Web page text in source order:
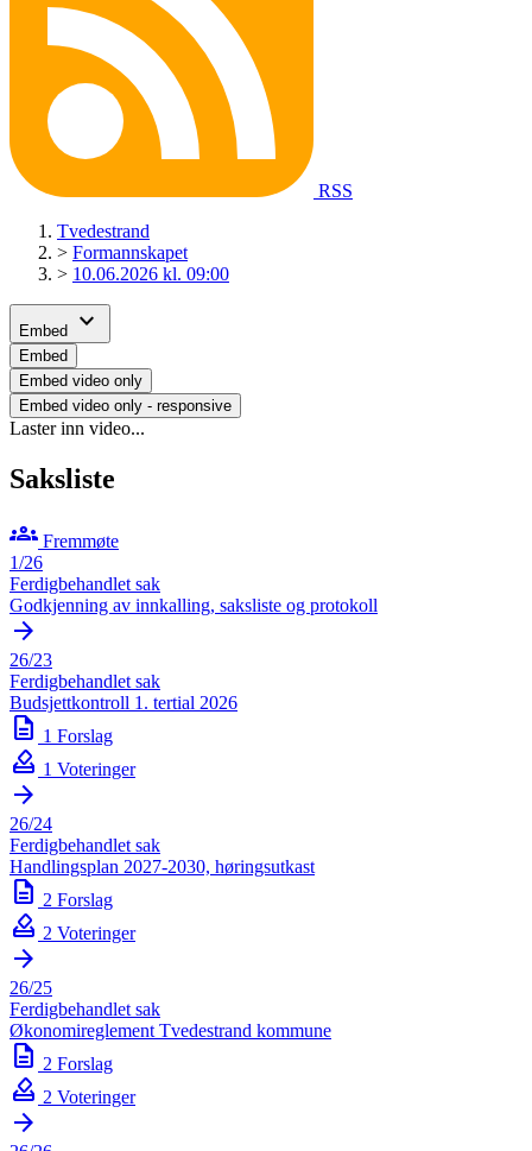
RSS
Tvedestrand
> Formannskapet
> 10.06.2026 kl. 09:00
Embed expand_more
Embed
Embed video only
Embed video only - responsive
Laster inn video...
Saksliste
groups Fremmøte
1/26
Ferdigbehandlet sak
Godkjenning av innkalling, saksliste og protokoll
arrow_forward
26/23
Ferdigbehandlet sak
Budsjettkontroll 1. tertial 2026
description 1 Forslag
how_to_vote 1 Voteringer
arrow_forward
26/24
Ferdigbehandlet sak
Handlingsplan 2027-2030, høringsutkast
description 2 Forslag
how_to_vote 2 Voteringer
arrow_forward
26/25
Ferdigbehandlet sak
Økonomireglement Tvedestrand kommune
description 2 Forslag
how_to_vote 2 Voteringer
arrow_forward